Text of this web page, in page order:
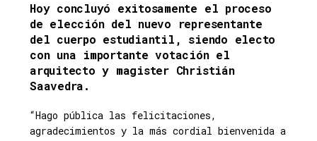
Hoy concluyó exitosamente el proceso
de elección del nuevo representante
del cuerpo estudiantil, siendo electo
con una importante votación el
arquitecto y magister Christián
Saavedra.
“Hago pública las felicitaciones,
agradecimientos y la más cordial bienvenida a